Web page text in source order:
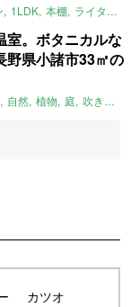
1LDK 本棚 ライター：ほしりょうこ
室。ボタニカルな
野県小諸市33㎡の
自然 植物 庭 吹き抜け
カツオ